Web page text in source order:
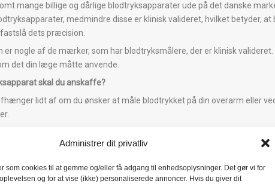
Administrer dit privatliv
som cookies til at gemme og/eller få adgang til enhedsoplysninger. Det gør vi for
og for at vise (ikke) personaliserede annoncer. Hvis du giver dit
mange billige og dårlige blodtryksapparater ude på det danske
medmindre disse er klinisk valideret, hvilket betyder,
dets præcision.
er nogle af de mærker, som har blodtryksmålere, der er klinisk
det din læge måtte anvende.
skal du anskaffe?
lidt af om du ønsker at måle blodtrykket på din overarm eller
på overarmen er den langt hyppigste måde at måle et blodtryk på, og
præcise metode til at måle et blodtryk. Du får stadig den mest
vi anbefaler at anskaffe et blodtryksapparat til overarmen.